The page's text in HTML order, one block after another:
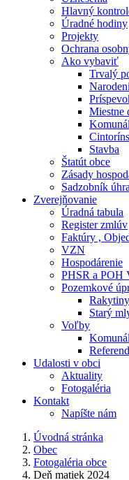
Hlavný
Úradné hodiny
Projekty
Ochrana
Ako vybaviť
Trvalý
Miestne
Stavba
Štatút obce
Zásady
Sadzobník
Zverejňovanie
Úradná tabula
Register zmlúv
Faktúry ,
VZN
Hospodárenie
PHSR a POH
Pozemkové
Starý
Voľby
Udalosti v obci
Aktuality
Fotogaléria
Kontakt
Napíšte nám
Úvodná stránka
Obec
Fotogaléria obce
Deň matiek 2024